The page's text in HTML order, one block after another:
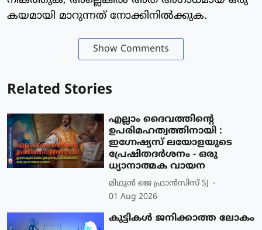
കയമായി മാറുന്നത് നോക്കിനിൽക്കുക.
Show Comments
Related Stories
എല്ലാം ദൈവത്തിന്റെ
ഉപരിമഹത്വത്തിനായി :
ഇഗ്നേഷ്യസ് ലയോളയുടെ
പ്രേഷിതദർശനം - ഒരു
ധ്യാനാത്മക വായന
മിഥുന്‍ ജെ ഫ്രാന്‍സിസ് SJ
01 Aug 2026
കുട്ടികൾ ജനിക്കാത്ത ലോകം